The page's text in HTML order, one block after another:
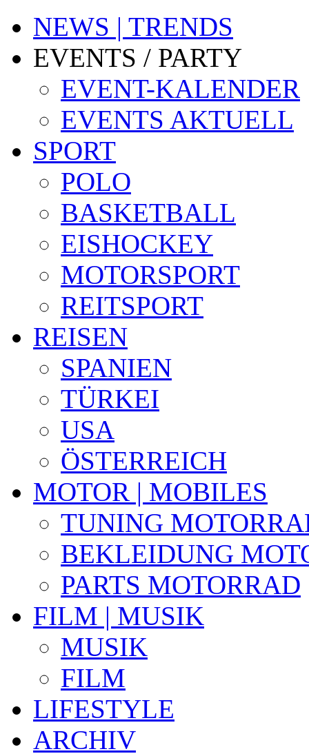
NEWS | TRENDS
EVENTS / PARTY
EVENT-KALENDER
EVENTS AKTUELL
SPORT
POLO
BASKETBALL
EISHOCKEY
MOTORSPORT
REITSPORT
REISEN
SPANIEN
TÜRKEI
USA
ÖSTERREICH
MOTOR | MOBILES
TUNING
BEKLEIDUNG
PARTS MOTORRAD
FILM | MUSIK
MUSIK
FILM
LIFESTYLE
ARCHIV